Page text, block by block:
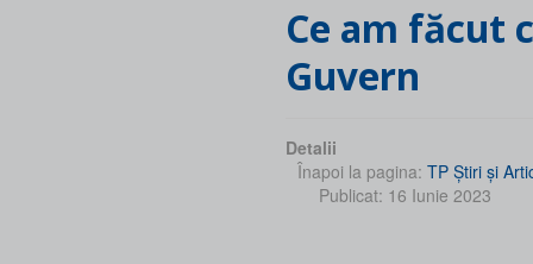
Ce am făcut când am auzit ce-o să facă noul
Guvern
Detalii
Înapoi la pagina: TP Ştiri şi
Publicat: 16 Iunie 2023